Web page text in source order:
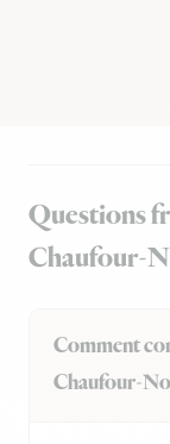
Questions
Chaufour-
Comment
Chaufour-